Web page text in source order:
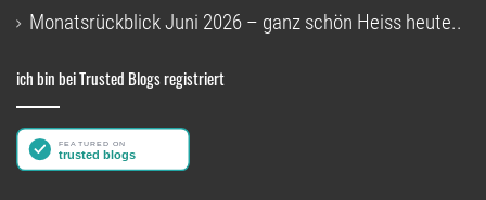
Monatsrückblick Juni 2026 – ganz schön Heiss heute..
ich bin bei Trusted Blogs registriert